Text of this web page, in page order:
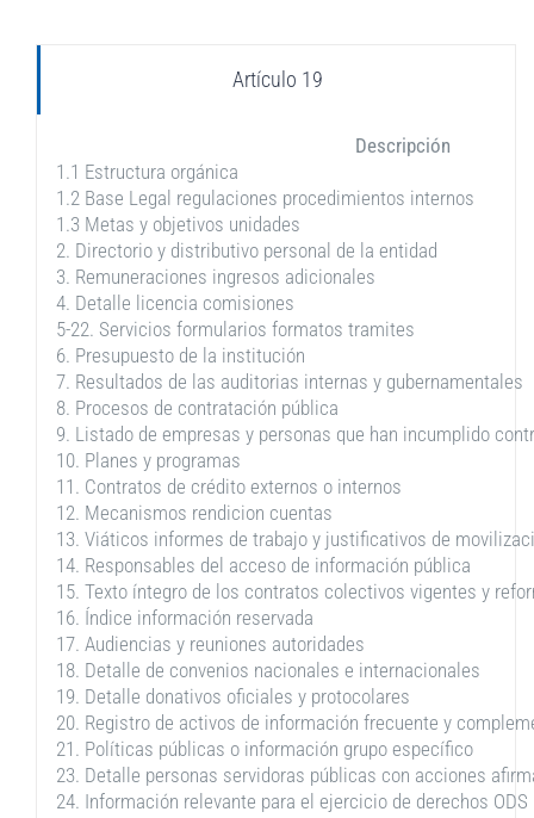
Artículo 19
Descripción
1.1 Estructura orgánica
1.2 Base Legal regulaciones procedimientos internos
1.3 Metas y objetivos unidades
2. Directorio y distributivo personal de la entidad
3. Remuneraciones ingresos adicionales
4. Detalle licencia comisiones
5-22. Servicios formularios formatos tramites
6. Presupuesto de la institución
7. Resultados de las auditorias internas y gubernamentales
8. Procesos de contratación pública
9. Listado de empresas y personas que han incumplido
10. Planes y programas
11. Contratos de crédito externos o internos
12. Mecanismos rendicion cuentas
13. Viáticos informes de trabajo y justificativos de
14. Responsables del acceso de información pública
15. Texto íntegro de los contratos colectivos vigentes y
16. Índice información reservada
17. Audiencias y reuniones autoridades
18. Detalle de convenios nacionales e internacionales
19. Detalle donativos oficiales y protocolares
20. Registro de activos de información frecuente y
21. Políticas públicas o información grupo específico
23. Detalle personas servidoras públicas con acciones
24. Información relevante para el ejercicio de derechos ODS